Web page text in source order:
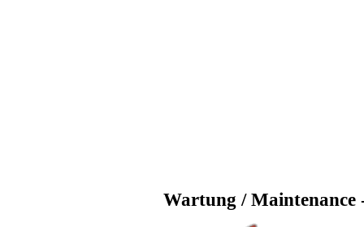
Wartung / Maintenance